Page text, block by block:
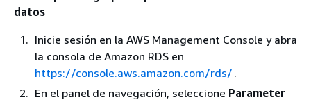
datos
Inicie sesión en la AWS Management Console y abra
la consola de Amazon RDS en
https://console.aws.amazon.com/rds/.
En el panel de navegación, seleccione Parameter